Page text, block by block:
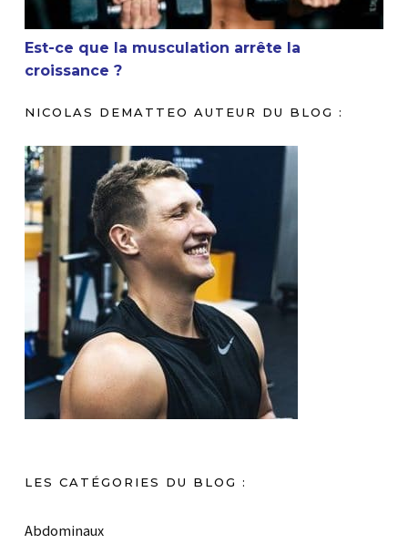
Est-ce que la musculation arrête la
croissance ?
NICOLAS DEMATTEO AUTEUR DU BLOG :
LES CATÉGORIES DU BLOG :
Abdominaux